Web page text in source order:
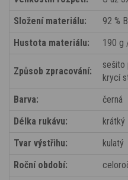
Složení materiálu:
92 %
Hustota materiálu:
190 g
Způsob zpracování:
sešito
krycí
Barva:
černá
Délka rukávu:
krátký
Tvar výstřihu:
kulatý
Roční období: